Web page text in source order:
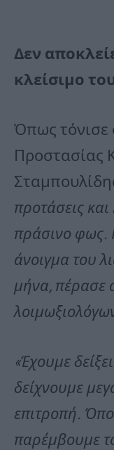
Δεν
κλείσιμο
Όπως τόνισε
Προστασίας
προτάσεις και
πράσινο φως.
άνοιγμα του
μήνα, πέρασε
«Έχουμε
δείχνουμε
επιτροπή.
παρέμβουμε